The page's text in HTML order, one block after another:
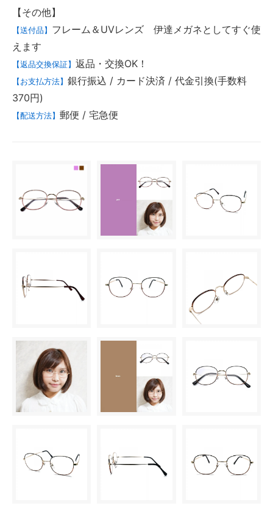
【その他】
【送付品】 フレーム＆UVレンズ 伊達メガネとしてすぐ使
えます
【返品交換保証】 返品・交換OK！
【お支払方法】 銀行振込 / カード決済 / 代金引換(手数料
370円)
【配送方法】 郵便 / 宅急便